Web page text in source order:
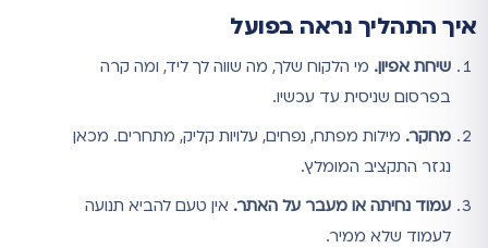
איך התהליך נראה בפועל
שיחת אפיון. מי הלקוח שלך, מה שווה לך ליד, ומה קרה
בפרסום שניסית עד עכשיו.
מחקר. מילות מפתח, נפחים, עלויות קליק, מתחרים. מכאן
נגזר התקציב המומלץ.
עמוד נחיתה או מעבר על האתר. אין טעם להביא תנועה
לעמוד שלא ממיר.